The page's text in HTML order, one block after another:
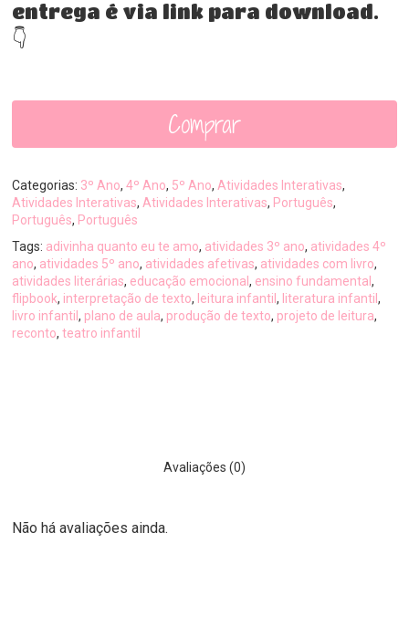
entrega é via link para download.
👇
Comprar
Categorias: 3º Ano,4º Ano, 5º Ano, Atividades Interativas,
Atividades Interativas, Atividades Interativas, Português,
Português, Português
Tags: adivinha quanto eu te amo, atividades 3º ano, atividades 4º
ano, atividades 5º ano, atividades afetivas, atividades com livro,
atividades literárias, educação emocional, ensino fundamental,
flipbook, interpretação de texto, leitura infantil, literatura infantil,
livro infantil, plano de aula, produção de texto, projeto de leitura,
reconto,teatro infantil
Avaliações (0)
Não há avaliações ainda.